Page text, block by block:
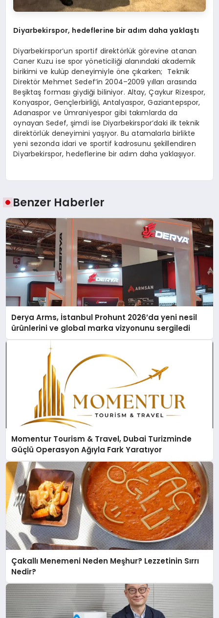
Diyarbekirspor, hedeflerine bir adım daha yaklaştı
Diyarbekirspor’un sportif direktörlük görevine atanan
Caner Kuzu ise spor yöneticiliği alanındaki akademik
birikimi ve kulüp deneyimiyle öne çıkarken; Teknik
Direktör Mehmet Sedef’in 2004–2009 yılları arasında
Beşiktaş forması giydiği biliniyor. Altay, Çaykur Rizespor,
Konyaspor, Gençlerbirliği, Antalyaspor, Gaziantepspor,
Adanaspor ve Ümraniyespor gibi takımlarda da
oynayan Sedef, şimdi ise Diyarbekirspor’daki ilk teknik
direktörlük deneyimini yaşıyor. Bu atamalarla birlikte
yeni sezonda idari ve sportif kadrosunu şekillendiren
Diyarbekirspor, hedeflerine bir adım daha yaklaşıyor.
Benzer Haberler
Derya Arms, İstanbul Prohunt 2026’da yeni nesil
ürünlerini ve global marka vizyonunu sergiledi
Momentur Tourism & Travel, Dubai Turizminde
Güçlü Operasyon Ağıyla Fark Yaratıyor
Çakallı Menemeni Neden Meşhur? Lezzetinin Sırrı
Nedir?